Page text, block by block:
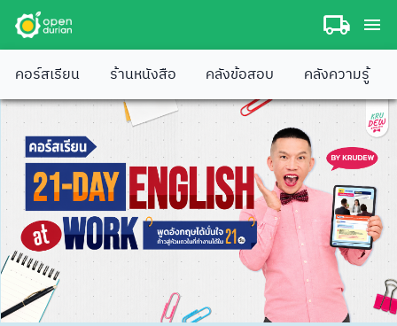
คอร์สเรียน ร้านหนังสือ คลังข้อสอบ คลังความรู้